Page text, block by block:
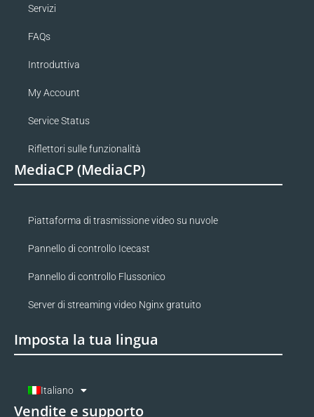
Servizi
FAQs
Introduttiva
My Account
Service Status
Riflettori sulle funzionalità
MediaCP (MediaCP)
Piattaforma di trasmissione video su nuvole
Pannello di controllo Icecast
Pannello di controllo Flussonico
Server di streaming video Nginx gratuito
Imposta la tua lingua
Italiano
Vendite e supporto